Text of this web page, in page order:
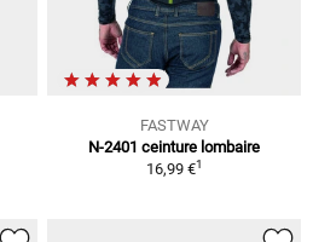
FASTWAY
N-2401 ceinture lombaire
16,99 €1